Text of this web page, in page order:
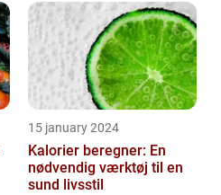
deres...
15 january 2024
Kalorier beregner: En
nødvendig værktøj til en
sund livsstil